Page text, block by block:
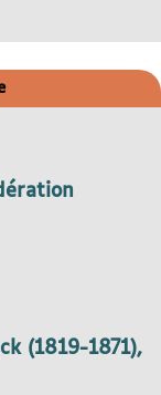
(1819-1871),